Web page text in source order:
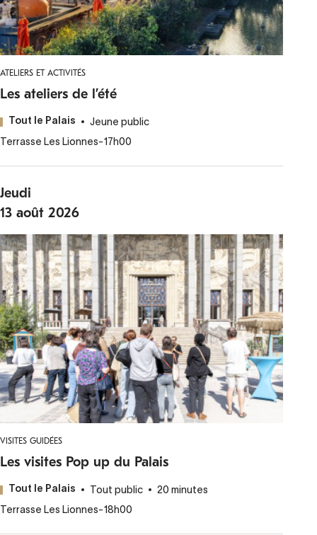
ATELIERS ET ACTIVITÉS
Les ateliers de l’été
Tout le Palais
Jeune public
Terrasse Les Lionnes-17h00
Jeudi
13 août 2026
VISITES GUIDÉES
Les visites Pop up du Palais
Tout le Palais Tout public
20 minutes
Terrasse Les Lionnes-18h00